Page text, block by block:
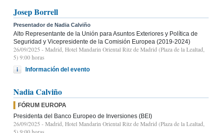
Josep Borrell
Presentador de Nadia Calviño
Alto Representante de la Unión para Asuntos Exteriores y Política de
Seguridad y Vicepresidente de la Comisión Europea (2019-2024)
26/09/2025 - Madrid, Hotel Mandarin Oriental Ritz de Madrid (Plaza de la Lealtad,
5) 9:00 horas
Información del evento
Nadia Calviño
FÓRUM EUROPA
Presidenta del Banco Europeo de Inversiones (BEI)
26/09/2025 - Madrid, Hotel Mandarin Oriental Ritz de Madrid (Plaza de la Lealtad,